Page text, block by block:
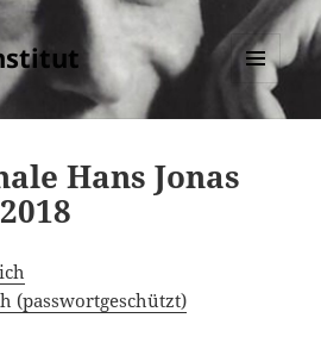
MENÜ
UND
Hans Jonas
(passwortgeschützt)